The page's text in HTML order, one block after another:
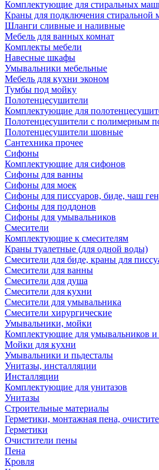
Комплектующие для стиральных
Краны для подключения
Шланги сливные и наливные
Мебель для ванных комнат
Комплекты мебели
Навесные шкафы
Умывальники мебельные
Мебель для кухни эконом
Тумбы под мойку
Полотенцесушители
Комплектующие для
Полотенцесушители с полимерным
Полотенцесушители шовные
Сантехника прочее
Сифоны
Комплектующие для сифонов
Сифоны для ванны
Сифоны для моек
Сифоны для писсуаров, биде, чаш
Сифоны для поддонов
Сифоны для умывальников
Смесители
Комплектующие к смесителям
Краны туалетные (для одной воды)
Смесители для биде, краны для
Смесители для ванны
Смесители для душа
Смесители для кухни
Смесители для умывальника
Смесители хирургические
Умывальники, мойки
Комплектующие для умывальников и
Мойки для кухни
Умывальники и пьдесталы
Унитазы, инсталляции
Инсталляции
Комплектующие для унитазов
Унитазы
Строительные материалы
Герметики, монтажная пена,
Герметики
Очистители пены
Пена
Кровля